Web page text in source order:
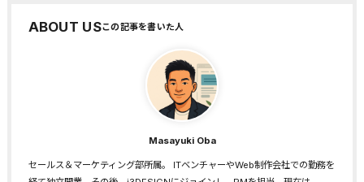
ABOUT US
Masayuki Oba
セールス＆マーケティング部所属。 ITベンチャーやWeb制作会社での勤務を